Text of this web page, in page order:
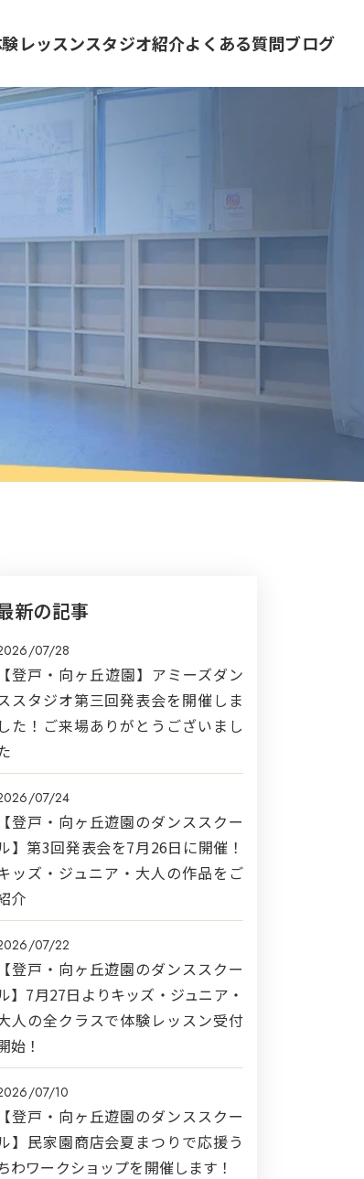
レッスンスタジオ紹介よくある質問ブログ
新の記事
07/28
【登戸・向ヶ丘遊園】アミーズダン
スタジオ第三回発表会を開催しま
した！ご来場ありがとうございまし
07/24
【登戸・向ヶ丘遊園のダンススクー
】第3回発表会を7月26日に開催！
ッズ・ジュニア・大人の作品をご
介
07/22
【登戸・向ヶ丘遊園のダンススクー
】7月27日よりキッズ・ジュニア・
人の全クラスで体験レッスン受付
始！
07/10
【登戸・向ヶ丘遊園のダンススクー
】民家園商店会夏まつりで応援う
わワークショップを開催します！